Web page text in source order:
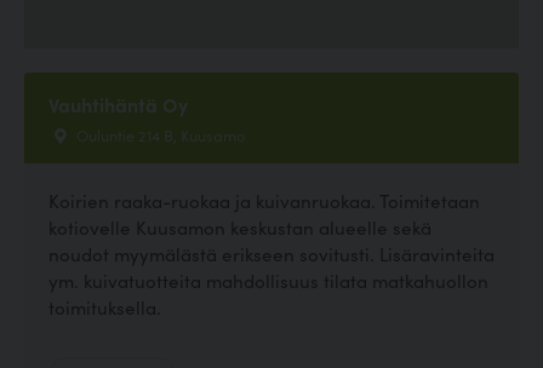
Vauhtihäntä Oy
Ouluntie 214 B, Kuusamo
Koirien raaka-ruokaa ja kuivanruokaa. Toimitetaan
kotiovelle Kuusamon keskustan alueelle sekä
noudot myymälästä erikseen sovitusti. Lisäravinteita
ym. kuivatuotteita mahdollisuus tilata matkahuollon
toimituksella.